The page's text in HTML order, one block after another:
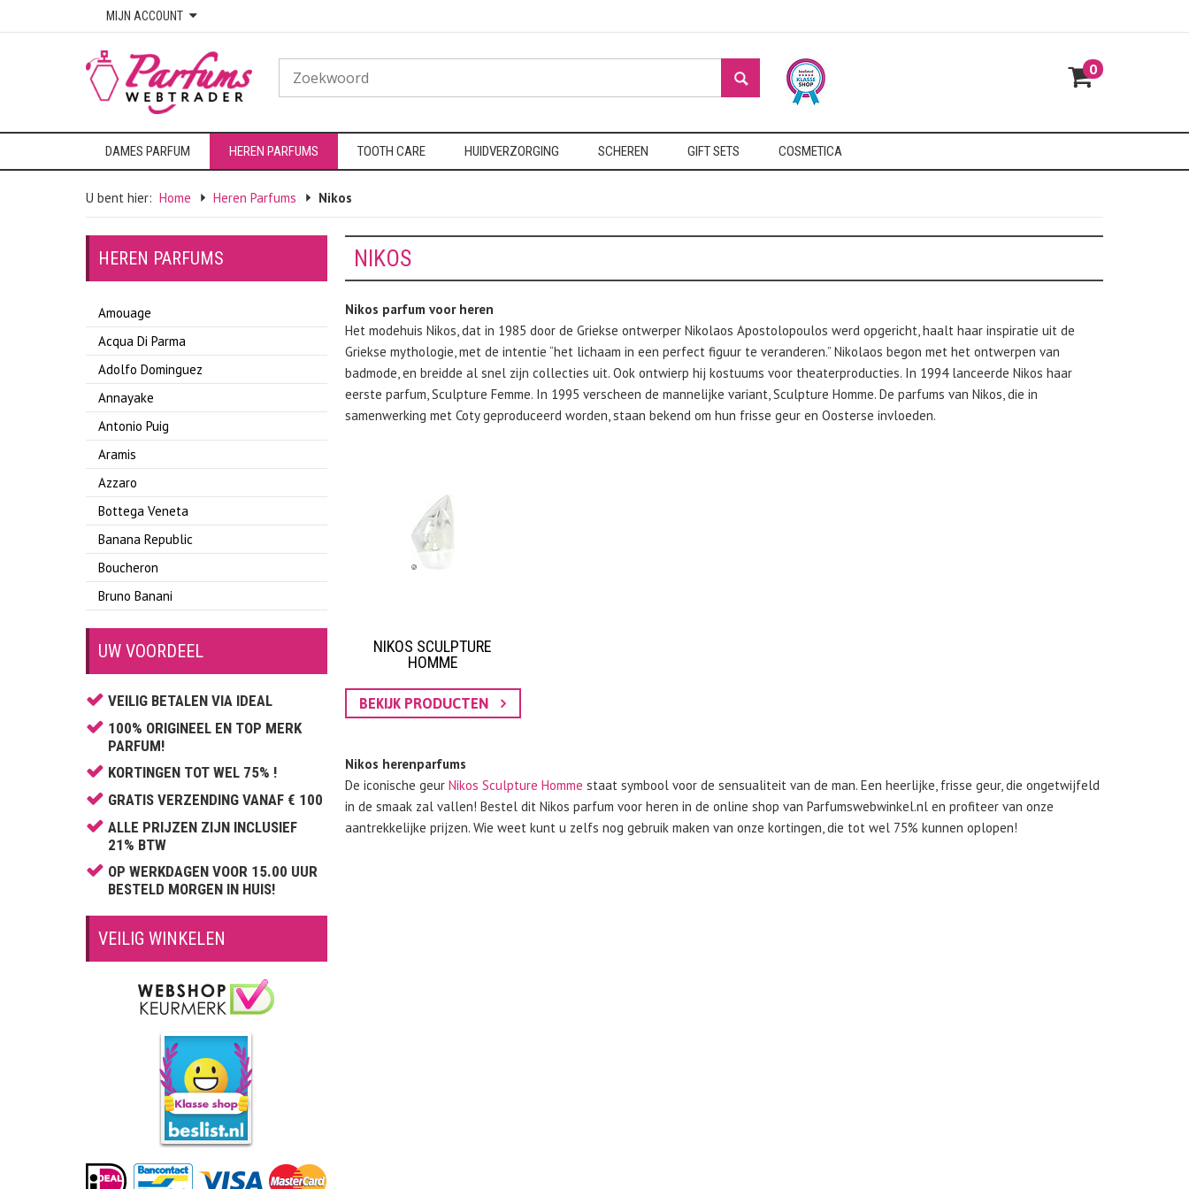
MIJN ACCOUNT
0
DAMES PARFUM HEREN PARFUMS TOOTH CARE HUIDVERZORGING SCHEREN GIFT SETS COSMETICA
U bent hier: Home Heren Parfums Nikos
HEREN PARFUMS
Amouage
Acqua Di Parma
Adolfo Dominguez
Annayake
Antonio Puig
Aramis
Azzaro
Bottega Veneta
Banana Republic
Boucheron
Bruno Banani
Burberry
Bvlgari
Calvin Klein
Carolina Herrera
Caron
Cartier
Cerruti
Chopard
Claude Montana
Comme des Garçons
David Beckham
Davidoff
Dolce & Gabbana
Donna Karan
Dunhill
UW VOORDEEL
VEILIG BETALEN VIA IDEAL
100% ORIGINEEL EN TOP MERK
PARFUM!
KORTINGEN TOT WEL 75% !
GRATIS VERZENDING VANAF € 100
ALLE PRIJZEN ZIJN INCLUSIEF
21% BTW
OP WERKDAGEN VOOR 15.00 UUR
BESTELD MORGEN IN HUIS!
VEILIG WINKELEN
NIKOS
Nikos parfum voor heren
Het modehuis Nikos, dat in 1985 door de Griekse ontwerper Nikolaos Apostolopoulos werd opgericht, haalt haar inspiratie uit de
Griekse mythologie, met de intentie “het lichaam in een perfect figuur te veranderen.” Nikolaos begon met het ontwerpen van
badmode, en breidde al snel zijn collecties uit. Ook ontwierp hij kostuums voor theaterproducties. In 1994 lanceerde Nikos haar
eerste parfum, Sculpture Femme. In 1995 verscheen de mannelijke variant, Sculpture Homme. De parfums van Nikos, die in
samenwerking met Coty geproduceerd worden, staan bekend om hun frisse geur en Oosterse invloeden.
NIKOS SCULPTURE
HOMME
BEKIJK PRODUCTEN
Nikos herenparfums
De iconische geur Nikos Sculpture Homme staat symbool voor de sensualiteit van de man. Een heerlijke, frisse geur, die ongetwijfeld
in de smaak zal vallen! Bestel dit Nikos parfum voor heren in de online shop van Parfumswebwinkel.nl en profiteer van onze
aantrekkelijke prijzen. Wie weet kunt u zelfs nog gebruik maken van onze kortingen, die tot wel 75% kunnen oplopen!